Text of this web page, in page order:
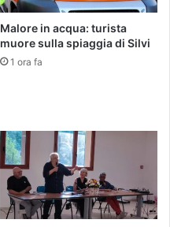
Malore in acqua: turista
muore sulla spiaggia di Silvi
1 ora fa